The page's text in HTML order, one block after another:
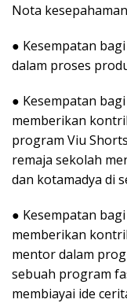
Nota
● Kesempatan
dalam proses
● Kesempatan
memberikan
program Viu
remaja sekolah
dan kotamadya di
● Kesempatan
memberikan
mentor dalam
sebuah program
membiayai ide